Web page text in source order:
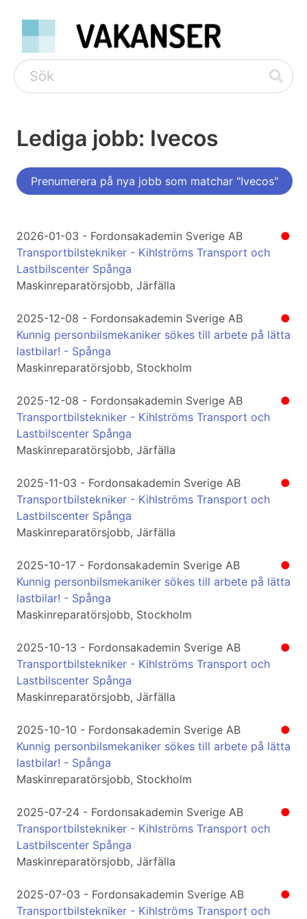
Lediga jobb: Ivecos
Prenumerera på nya jobb som matchar "Ivecos"
●
2026-01-03 - Fordonsakademin Sverige AB
Transportbilstekniker - Kihlströms Transport och
Lastbilscenter Spånga
Maskinreparatörsjobb, Järfälla
●
2025-12-08 - Fordonsakademin Sverige AB
Kunnig personbilsmekaniker sökes till arbete på lätta
lastbilar! - Spånga
Maskinreparatörsjobb, Stockholm
●
2025-12-08 - Fordonsakademin Sverige AB
Transportbilstekniker - Kihlströms Transport och
Lastbilscenter Spånga
Maskinreparatörsjobb, Järfälla
●
2025-11-03 - Fordonsakademin Sverige AB
Transportbilstekniker - Kihlströms Transport och
Lastbilscenter Spånga
Maskinreparatörsjobb, Järfälla
●
2025-10-17 - Fordonsakademin Sverige AB
Kunnig personbilsmekaniker sökes till arbete på lätta
lastbilar! - Spånga
Maskinreparatörsjobb, Stockholm
●
2025-10-13 - Fordonsakademin Sverige AB
Transportbilstekniker - Kihlströms Transport och
Lastbilscenter Spånga
Maskinreparatörsjobb, Järfälla
●
2025-10-10 - Fordonsakademin Sverige AB
Kunnig personbilsmekaniker sökes till arbete på lätta
lastbilar! - Spånga
Maskinreparatörsjobb, Stockholm
●
2025-07-24 - Fordonsakademin Sverige AB
Transportbilstekniker - Kihlströms Transport och
Lastbilscenter Spånga
Maskinreparatörsjobb, Järfälla
●
2025-07-03 - Fordonsakademin Sverige AB
Transportbilstekniker - Kihlströms Transport och